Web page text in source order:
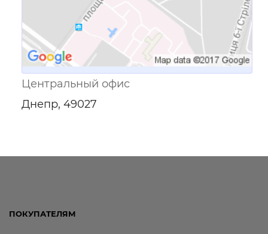
Центральный офис
Днепр, 49027
ПОКУПАТЕЛЯМ